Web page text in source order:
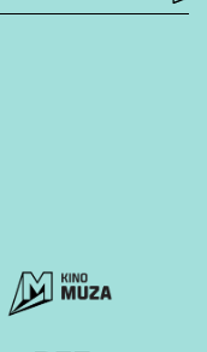
Otwiera stronę w